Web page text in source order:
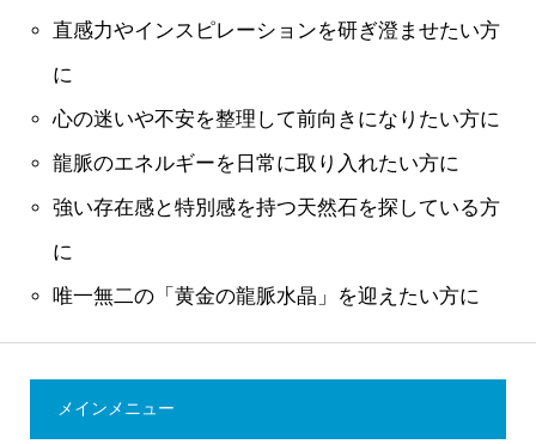
直感力やインスピレーションを研ぎ澄ませたい方
に
心の迷いや不安を整理して前向きになりたい方に
龍脈のエネルギーを日常に取り入れたい方に
強い存在感と特別感を持つ天然石を探している方
に
唯一無二の「黄金の龍脈水晶」を迎えたい方に
メインメニュー